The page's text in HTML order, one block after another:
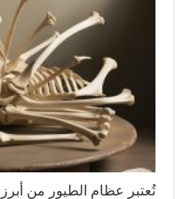
تُعتبر عظام الطيور من